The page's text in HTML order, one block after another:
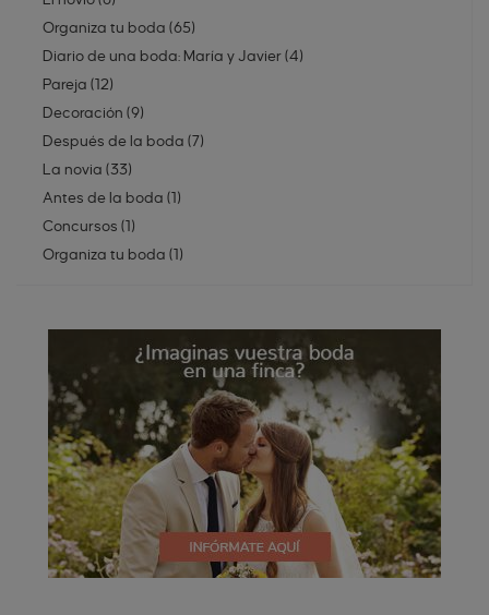
Organiza tu boda (65)
Diario de una boda: María y Javier(4)
Pareja (12)
Decoración (9)
Después de la boda (7)
La novia (33)
Antes de la boda (1)
Concursos (1)
Organiza tu boda (1)